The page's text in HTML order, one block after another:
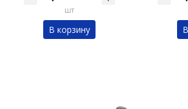
шт
В корзину